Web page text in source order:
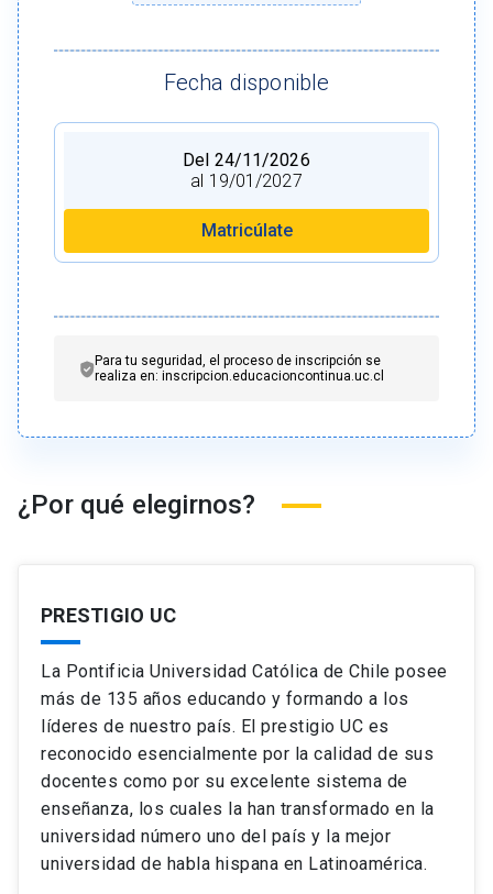
Fecha disponible
Del 24/11/2026
al 19/01/2027
Matricúlate
Para tu seguridad, el proceso de inscripción se
realiza en: inscripcion.educacioncontinua.uc.cl
¿Por qué elegirnos?
PRESTIGIO UC
La Pontificia Universidad Católica de Chile posee
más de 135 años educando y formando a los
líderes de nuestro país. El prestigio UC es
reconocido esencialmente por la calidad de sus
docentes como por su excelente sistema de
enseñanza, los cuales la han transformado en la
universidad número uno del país y la mejor
universidad de habla hispana en Latinoamérica.